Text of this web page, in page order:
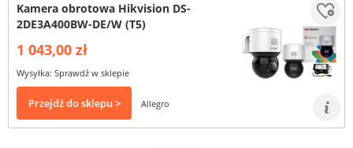
Kamera obrotowa Hikvision DS-
2DE3A400BW-DE/W (T5)
1 043,00 zł
Wysyłka: Sprawdź w sklepie
Przejdź do sklepu > Allegro